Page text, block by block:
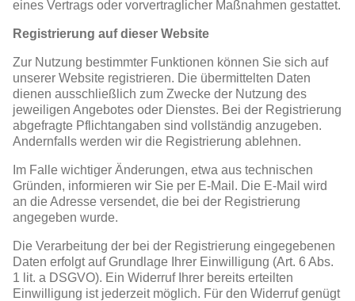
eines Vertrags oder vorvertraglicher Maßnahmen gestattet.
Registrierung auf dieser Website
Zur Nutzung bestimmter Funktionen können Sie sich auf
unserer Website registrieren. Die übermittelten Daten
dienen ausschließlich zum Zwecke der Nutzung des
jeweiligen Angebotes oder Dienstes. Bei der Registrierung
abgefragte Pflichtangaben sind vollständig anzugeben.
Andernfalls werden wir die Registrierung ablehnen.
Im Falle wichtiger Änderungen, etwa aus technischen
Gründen, informieren wir Sie per E-Mail. Die E-Mail wird
an die Adresse versendet, die bei der Registrierung
angegeben wurde.
Die Verarbeitung der bei der Registrierung eingegebenen
Daten erfolgt auf Grundlage Ihrer Einwilligung (Art. 6 Abs.
1 lit. a DSGVO). Ein Widerruf Ihrer bereits erteilten
Einwilligung ist jederzeit möglich. Für den Widerruf genügt